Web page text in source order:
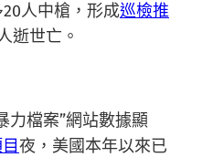
人中槍，形成巡檢推
逝世亡。
力檔案”網站數據顯
夜，美國本年以來已